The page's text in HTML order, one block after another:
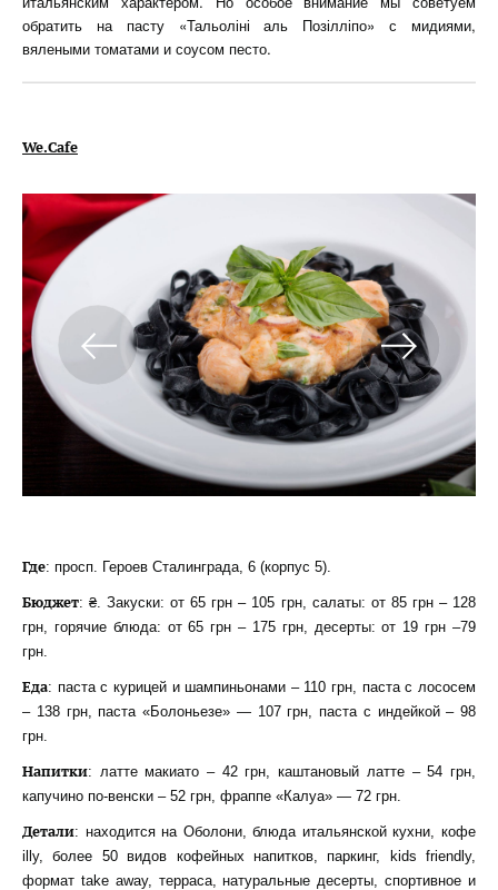
обратить на пасту «Тальоліні аль Позілліпо» с мидиями,
вялеными томатами и соусом песто.
We.Cafe
Где: просп. Героев Сталинграда, 6 (корпус 5).
Бюджет: ₴. Закуски: от 65 грн – 105 грн, салаты: от 85 грн – 128
грн, горячие блюда: от 65 грн – 175 грн, десерты: от 19 грн –79
грн.
Еда: паста с курицей и шампиньонами – 110 грн, паста с лососем
– 138 грн, паста «Болоньезе» — 107 грн, паста с индейкой – 98
грн.
Напитки: латте макиато – 42 грн, каштановый латте – 54 грн,
капучино по-венски – 52 грн, фраппе «Калуа» — 72 грн.
Детали: находится на Оболони, блюда итальянской кухни, кофе
illy, более 50 видов кофейных напитков, паркинг, kids friendly,
формат take away, терраса, натуральные десерты, спортивное и